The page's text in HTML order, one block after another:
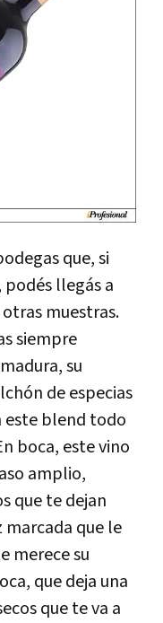
que, si
llegás a
muestras.
siempre
su
de especias
este blend todo
boca, este vino
amplio,
que te dejan
marcada que le
merece su
que deja una
que te va a